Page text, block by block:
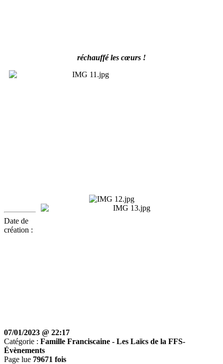
réchauffé les cœurs !
Date de
création :
07/01/2023 @ 22:17
Catégorie : Famille Franciscaine - Les Laïcs de la FFS-
Évènements
Page lue 79671 fois